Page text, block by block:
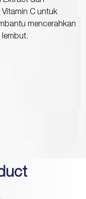
C untuk
mencerahkan
lembut.